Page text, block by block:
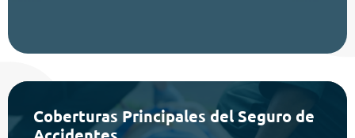
Coberturas Principales del Seguro de